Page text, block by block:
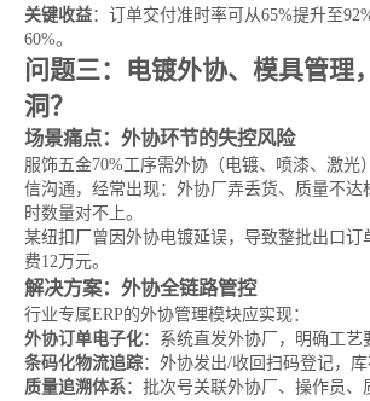
关键收益：订单交付准时率可从65%提升至
60%。
问题三：电镀外协、模具管理
洞？
场景痛点：外协环节的失控风险
服饰五金70%工序需外协（电镀、喷漆、激光
信沟通，经常出现：外协厂弄丢货、质量不达
时数量对不上。
某纽扣厂曾因外协电镀延误，导致整批出口订
费12万元。
解决方案：外协全链路管控
行业专属ERP的外协管理模块应实现：
外协订单电子化：系统直发外协厂，明确工艺
条码化物流追踪：外协发出/收回扫码登记，
质量追溯体系：批次号关联外协厂、操作员、